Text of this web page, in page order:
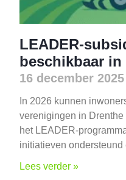
LEADER-
beschikbaar in
16 december 2025
In 2026 kunnen
verenigingen in
het LEADER-
initiatieven
Lees verder »